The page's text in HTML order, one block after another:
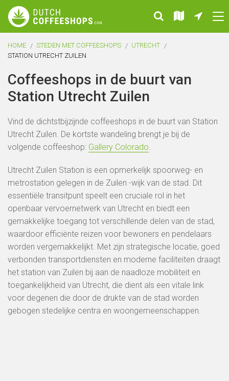
HOME STEDEN MET COFFEESHOPS
UTRECHT
STATION UTRECHT ZUILEN
Coffeeshops in de buurt van
Station Utrecht Zuilen
Vind de dichtstbijzijnde coffeeshops in de buurt van Station
Utrecht Zuilen. De kortste wandeling brengt je bij de
volgende coffeeshop: Gallery Colorado.
Utrecht Zuilen Station is een opmerkelijk spoorweg- en
metrostation gelegen in de Zuilen -wijk van de stad. Dit
essentiële transitpunt speelt een cruciale rol in het
openbaar vervoernetwerk van Utrecht en biedt een
gemakkelijke toegang tot verschillende delen van de stad,
waardoor efficiënte reizen voor bewoners en pendelaars
worden vergemakkelijkt. Met zijn strategische locatie, goed
verbonden transportdiensten en moderne faciliteiten draagt
​​het station van Zuilen bij aan de naadloze mobiliteit en
toegankelijkheid van Utrecht, die dient als een vitale link
voor degenen die door de drukte van de stad worden
gebogen stedelijke centra en woongemeenschappen.